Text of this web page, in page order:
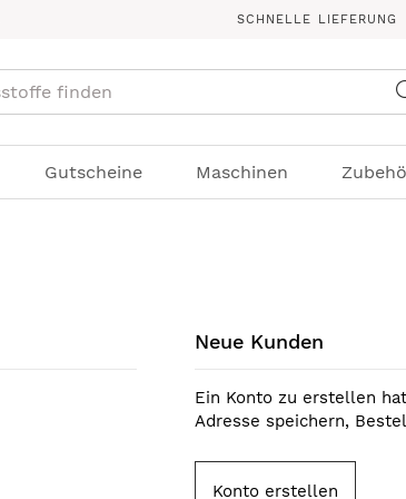
SCHNELLE LIEFERUNG
Gutscheine Maschinen
Neue Kunden
Ein Konto zu erstellen
Adresse speichern,
Konto erstellen